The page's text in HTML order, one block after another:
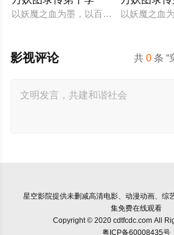
以妖魔之血为墨，以百妖谱为卷，可摹
以妖魔之血
共0 条 “
影视评论
星空影院提供未删减高清电影、动漫动画、综
集免费在线观看
Copyright © 2020 cdtfcdc.com All
粤ICP备60008435号